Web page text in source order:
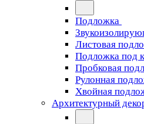
Подложка
Листовая
Подложка под
Пробковая
Рулонная
Хвойная
Архитектурный